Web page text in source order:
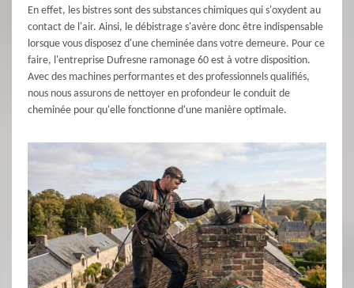
En effet, les bistres sont des substances chimiques qui s'oxydent au
contact de l'air. Ainsi, le débistrage s'avère donc être indispensable
lorsque vous disposez d'une cheminée dans votre demeure. Pour ce
faire, l'entreprise Dufresne ramonage 60 est à votre disposition.
Avec des machines performantes et des professionnels qualifiés,
nous nous assurons de nettoyer en profondeur le conduit de
cheminée pour qu'elle fonctionne d'une manière optimale.